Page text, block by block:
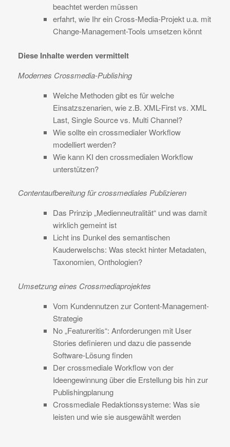
beachtet werden müssen
erfahrt, wie Ihr ein Cross-Media-Projekt u.a. mit
Change-Management-Tools umsetzen könnt
Diese Inhalte werden vermittelt
Modernes Crossmedia-Publishing
Welche Methoden gibt es für welche
Einsatzszenarien, wie z.B. XML-First vs. XML
Last, Single Source vs. Multi Channel?
Wie sollte ein crossmedialer Workflow
modelliert werden?
Wie kann KI den crossmedialen Workflow
unterstützen?
Contentaufbereitung für crossmediales Publizieren
Das Prinzip „Medienneutralität“ und was damit
wirklich gemeint ist
Licht ins Dunkel des semantischen
Kauderwelschs: Was steckt hinter Metadaten,
Taxonomien, Onthologien?
Umsetzung eines Crossmediaprojektes
Vom Kundennutzen zur Content-Management-
Strategie
No „Featureritis“: Anforderungen mit User
Stories definieren und dazu die passende
Software-Lösung finden
Der crossmediale Workflow von der
Ideengewinnung über die Erstellung bis hin zur
Publishingplanung
Crossmediale Redaktionssysteme: Was sie
leisten und wie sie ausgewählt werden